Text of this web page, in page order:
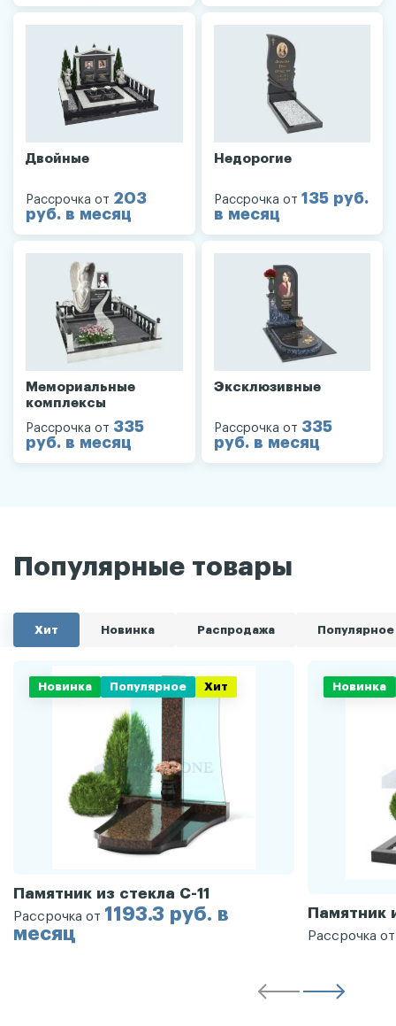
Двойные
Рассрочка от 203
руб. в месяц
Недорогие
Рассрочка от 135 руб.
в месяц
Мемориальные
комплексы
Рассрочка от 335
руб. в месяц
Эксклюзивные
Рассрочка от 335
руб. в месяц
Популярные товары
Хит Новинка Распродажа Популярное
Новинка Популярное Хит
Памятник из стекла С-11
Рассрочка от 1193.3 руб. в
месяц
Новинка
Памятник
Рассрочка